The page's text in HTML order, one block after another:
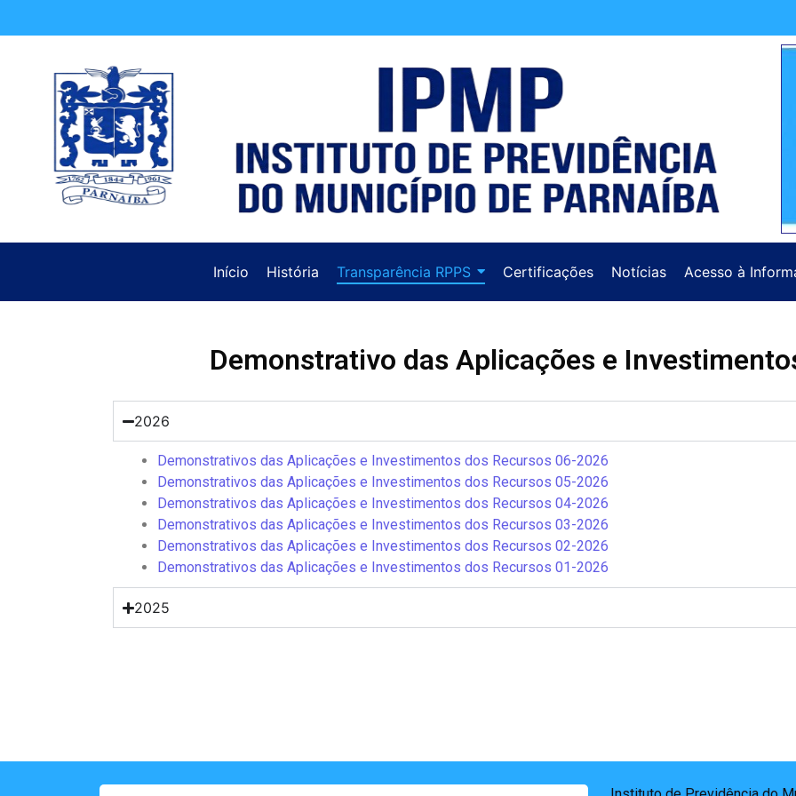
Início História Transparência RPPS Certificações Notícias Acesso à
Demonstrativo das Aplicações e
2026
Demonstrativos das Aplicações e Investimentos dos Recursos 06-2026
Demonstrativos das Aplicações e Investimentos dos Recursos 05-2026
Demonstrativos das Aplicações e Investimentos dos Recursos 04-2026
Demonstrativos das Aplicações e Investimentos dos Recursos 03-2026
Demonstrativos das Aplicações e Investimentos dos Recursos 02-2026
Demonstrativos das Aplicações e Investimentos dos Recursos 01-2026
2025